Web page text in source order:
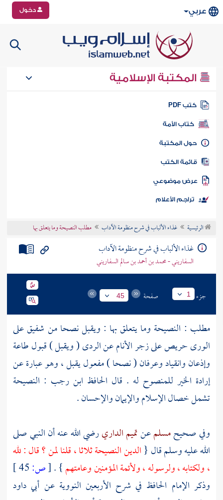
عربي دخول
المكتبة الإسلامية
كتب PDF
كتاب الأمة
المكتبة
الكتب
موضوعي
تراجم الأعلام
الرئيسية غذاء الألباب في شرح منظومة الآداب مطلب النصيحة وما يتعلق بها
غذاء الألباب في شرح منظومة الآداب
السفاريني - محمد بن أحمد بن سالم السفاريني
جزء 1 صفحة 45
مطلب : النصيحة وما يتعلق بها : ويقبل نصحا من شفيق على
الورى حريص على زجر الأنام عن الردى ( ويقبل ) قبول طاعة
وإذعان وانقياد وعرفان ( نصحا ) مفعول يقبل ، وهو عبارة عن
إرادة الخير للمنصوح له . قال الحافظ ابن رجب : النصيحة
تشمل خصال الإسلام والإيمان والإحسان .
وفي صحيحمسلمعنتميم الداريرضي الله عنه أن النبي صلى
الله عليه وسلم قال {الدين النصيحة ثلاثا ، قلنا لمن ؟ قال : لله
، ولكتابه ، ولرسوله ، ولأئمة المؤمنين وعامتهم} .
[ص:
وذكر الإمام الحافظ في شرح الأربعين النووية عن أبي داود